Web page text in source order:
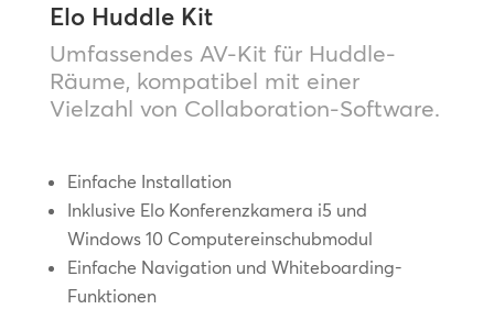
Elo Huddle Kit
Umfassendes AV-Kit für Huddle-
Räume, kompatibel mit einer
Vielzahl von Collaboration-Software.
Einfache Installation
Inklusive Elo Konferenzkamera i5 und
Windows 10 Computereinschubmodul
Einfache Navigation und Whiteboarding-
Funktionen